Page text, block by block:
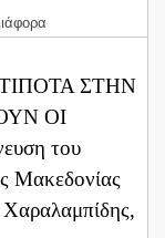
ΣΤΗΝ
ΟΙ
του
Μακεδονίας
Χαραλαμπίδης,